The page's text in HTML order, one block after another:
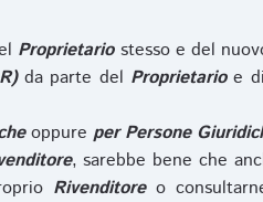
Proprietariostesso e del
da parte del Proprietarioe
oppure per Persone
, sarebbe bene che
Rivenditoreo